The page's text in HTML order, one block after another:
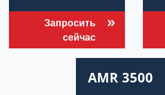
Запросить
сейчас
AMR 3500